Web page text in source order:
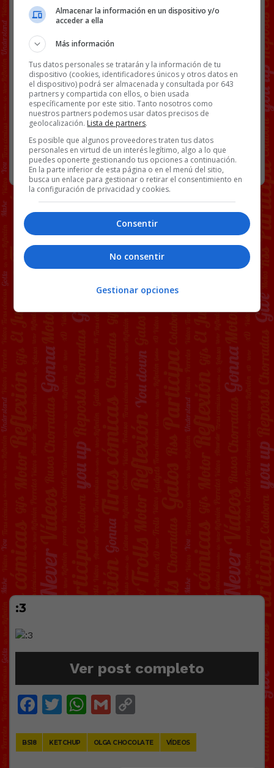
Facebook
Twitter
WhatsApp
ABSURDER APORTES BS18 ÉLDELBAR RICKROLL
RISITAS VÍDEOS
ABSURDER 1 DICIEMBRE, 2019
:3
Ver post completo
Facebook
Twitter
WhatsApp
Gmail
BS18 KETCHUP OLGA CHOCOLATE VÍDEOS
Almacenar la información en un dispositivo y/o
acceder a ella
Más información
Tus datos personales se tratarán y la información de tu
dispositivo (cookies, identificadores únicos y otros datos en
el dispositivo) podrá ser almacenada y consultada por 643
partners y compartida con ellos, o bien usada
específicamente por este sitio. Tanto nosotros como
nuestros partners podemos usar datos precisos de
geolocalización. Lista de partners.
Es posible que algunos proveedores traten tus datos
personales en virtud de un interés legítimo, algo a lo que
puedes oponerte gestionando tus opciones a continuación.
En la parte inferior de esta página o en el menú del sitio,
busca un enlace para gestionar o retirar el consentimiento en
la configuración de privacidad y cookies.
Consentir
No consentir
Gestionar opciones